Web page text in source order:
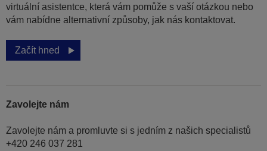
virtuální asistentce, která vám pomůže s vaší otázkou nebo
vám nabídne alternativní způsoby, jak nás kontaktovat.
Začít hned
Zavolejte nám
Zavolejte nám a promluvte si s jedním z našich specialistů
+420 246 037 281